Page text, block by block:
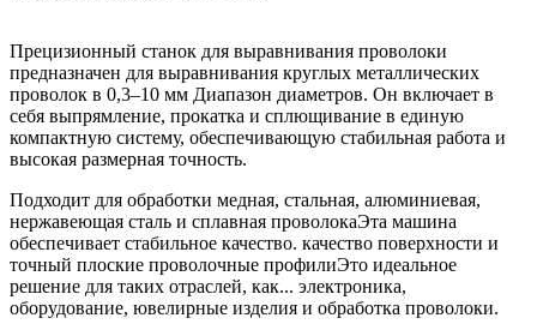
Прецизионный станок для выравнивания проволоки
предназначен для выравнивания круглых металлических
проволок в 0,3–10 мм Диапазон диаметров. Он включает в
себя выпрямление, прокатка и сплющивание в единую
компактную систему, обеспечивающую стабильная работа и
высокая размерная точность.
Подходит для обработки медная, стальная, алюминиевая,
нержавеющая сталь и сплавная проволокаЭта машина
обеспечивает стабильное качество. качество поверхности и
точный плоские проволочные профилиЭто идеальное
решение для таких отраслей, как... электроника,
оборудование, ювелирные изделия и обработка проволоки.